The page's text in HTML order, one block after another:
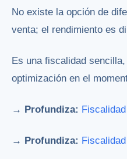
No existe la opción de
venta; el rendimiento es
Es una fiscalidad
optimización en el
→ Profundiza:
→ Profundiza: